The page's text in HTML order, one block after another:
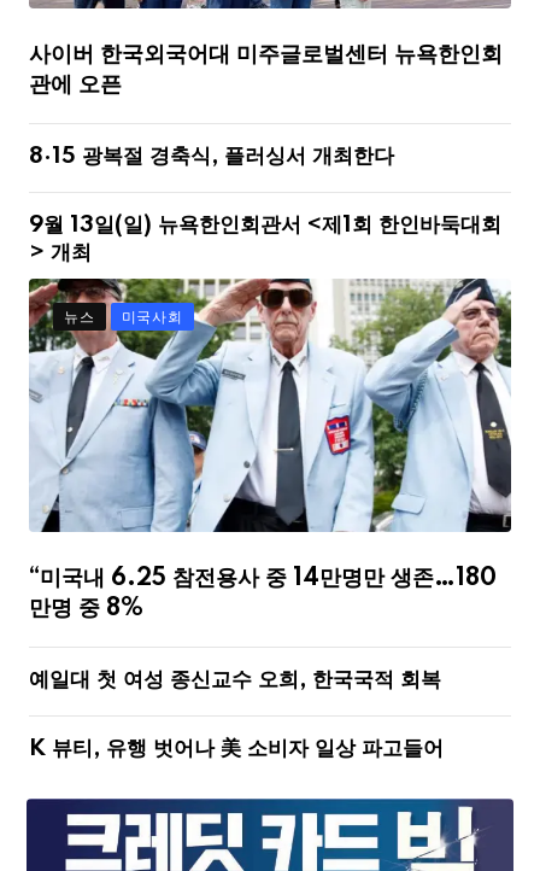
사이버 한국외국어대 미주글로벌센터 뉴욕한인회
관에 오픈
8·15 광복절 경축식, 플러싱서 개최한다
9월 13일(일) 뉴욕한인회관서 <제1회 한인바둑대회
> 개최
뉴스 미국사회
“미국내 6.25 참전용사 중 14만명만 생존…180
만명 중 8%
예일대 첫 여성 종신교수 오희, 한국국적 회복
K 뷰티, 유행 벗어나 美 소비자 일상 파고들어